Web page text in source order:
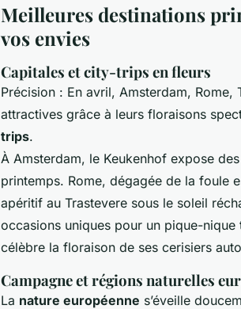
Meilleures destinations
vos envies
Capitales et city-trips en fleurs
Précision : En avril, Amsterdam,
attractives grâce à leurs floraisons
trips.
À Amsterdam, le Keukenhof expose
printemps. Rome, dégagée de la foule
apéritif au Trastevere sous le soleil
occasions uniques pour un pique-
célèbre la floraison de ses cerisiers
Campagne et régions naturelles
La nature européenne s’éveille